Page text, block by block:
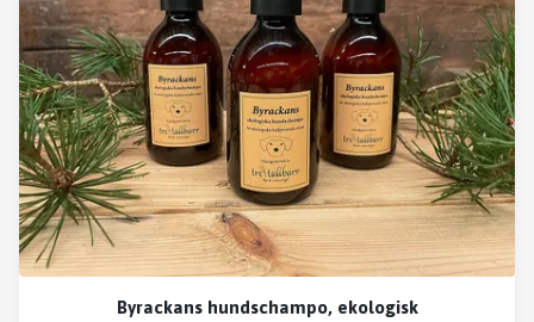
Byrackans hundschampo, ekologisk